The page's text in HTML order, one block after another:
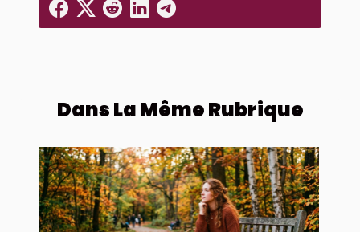
Dans La Même Rubrique